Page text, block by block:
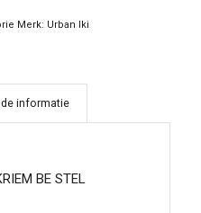
Merk: Urban Iki
informatie
BE STEL